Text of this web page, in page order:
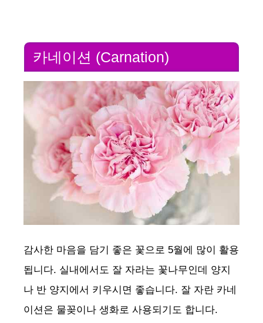
카네이션 (Carnation)
감사한 마음을 담기 좋은 꽃으로 5월에 많이 활용
됩니다. 실내에서도 잘 자라는 꽃나무인데 양지
나 반 양지에서 키우시면 좋습니다. 잘 자란 카네
이션은 물꽂이나 생화로 사용되기도 합니다.